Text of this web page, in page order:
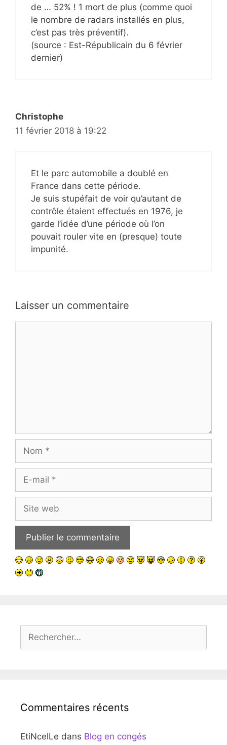
de … 52% ! 1 mort de plus (comme quoi
le nombre de radars installés en plus,
c’est pas très préventif).
(source : Est-Républicain du 6 février
dernier)
Christophe
11 février 2018 à 19:22
Et le parc automobile a doublé en
France dans cette période.
Je suis stupéfait de voir qu’autant de
contrôle étaient effectués en 1976, je
garde l’idée d’une période où l’on
pouvait rouler vite en (presque) toute
impunité.
Laisser un commentaire
Nom
Site
web
Rechercher :
Commentaires récents
EtiNcelLe dans Blog en congés